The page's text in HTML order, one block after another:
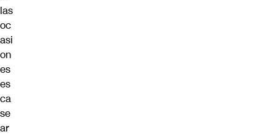
las
oc
asi
on
es
es
ca
se
ar